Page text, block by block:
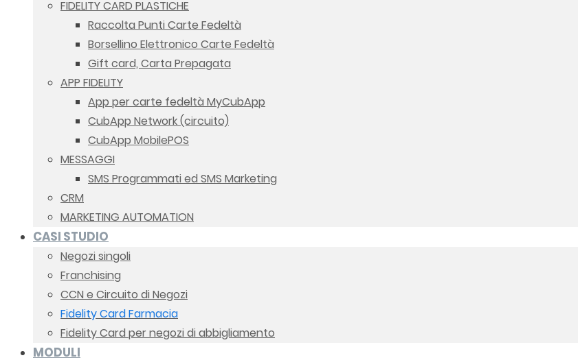
FIDELITY CARD PLASTICHE
Raccolta Punti Carte Fedeltà
Borsellino Elettronico Carte Fedeltà
Gift card, Carta Prepagata
APP FIDELITY
App per carte fedeltà MyCubApp
CubApp Network (circuito)
CubApp MobilePOS
MESSAGGI
SMS Programmati ed SMS Marketing
CRM
MARKETING AUTOMATION
CASI STUDIO
Negozi singoli
Franchising
CCN e Circuito di Negozi
Fidelity Card Farmacia
Fidelity Card per negozi di abbigliamento
MODULI